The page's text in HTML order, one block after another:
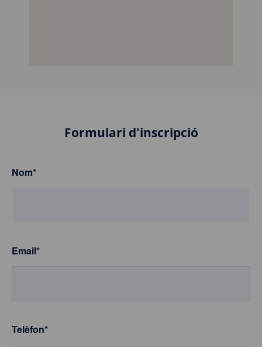
Formulari d'inscripció
Nom*
Email*
Telèfon*